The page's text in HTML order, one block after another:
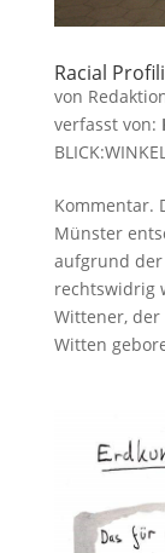
Racial
von
verfasst von:
BLICK:WINKEL
Kommentar.
Münster
aufgrund
rechtswidrig
Wittener,
Witten